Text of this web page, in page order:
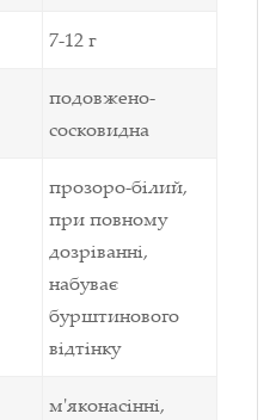
7-12 г
подовжено-
сосковидна
прозоро-білий,
при повному
дозріванні,
набуває
бурштинового
відтінку
м'яконасінні,